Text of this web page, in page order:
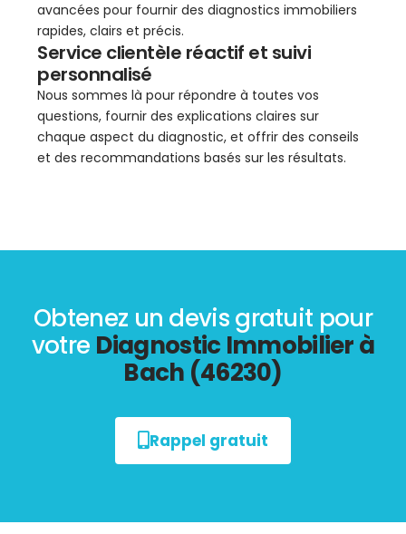
avancées pour fournir des diagnostics immobiliers
rapides, clairs et précis.
Service clientèle réactif et suivi
personnalisé
Nous sommes là pour répondre à toutes vos
questions, fournir des explications claires sur
chaque aspect du diagnostic, et offrir des conseils
et des recommandations basés sur les résultats.
Obtenez un devis gratuit pour
votre Diagnostic Immobilier à
Bach (46230)
Rappel gratuit